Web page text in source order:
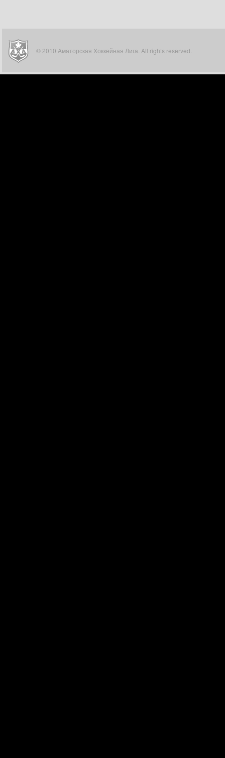
© 2010 Аматорская Хоккейная Лига. All rights reserved.